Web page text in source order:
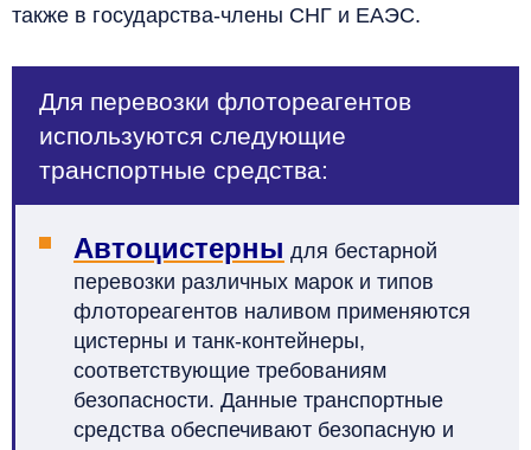
также в государства-члены СНГ и ЕАЭС.
Для перевозки флотореагентов
используются следующие
транспортные средства:
Автоцистерны для бестарной
перевозки различных марок и типов
флотореагентов наливом применяются
цистерны и танк-контейнеры,
соответствующие требованиям
безопасности. Данные транспортные
средства обеспечивают безопасную и